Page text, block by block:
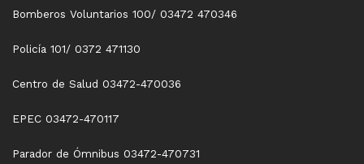
Bomberos Voluntarios 100/ 03472 470346
Policía 101/ 0372 471130
Centro de Salud 03472-470036
EPEC 03472-470117
Parador de Ómnibus 03472-470731